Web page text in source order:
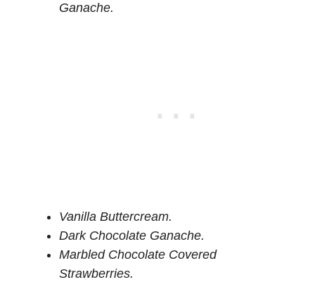
Ganache.
Vanilla Buttercream.
Dark Chocolate Ganache.
Marbled Chocolate Covered
Strawberries.